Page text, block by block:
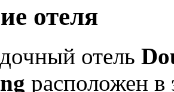
отеля
отель
расположен в